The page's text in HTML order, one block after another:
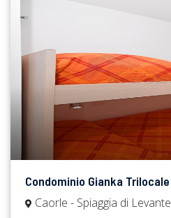
Condominio Gianka Trilocale
Caorle - Spiaggia di Levante